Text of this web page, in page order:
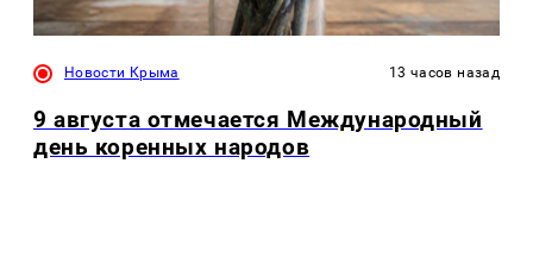
Новости Крыма 13 часов назад
9 августа отмечается Международный
день коренных народов